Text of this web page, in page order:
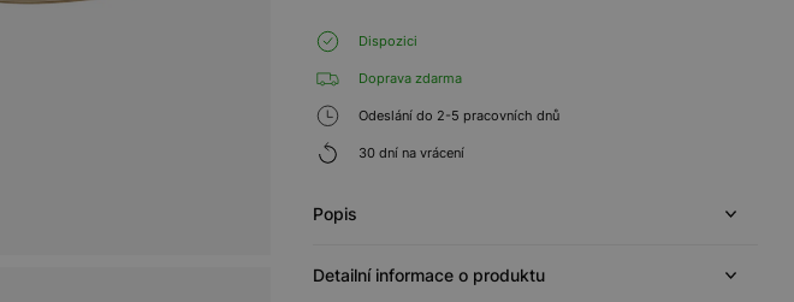
Dispozici
Doprava zdarma
Odeslání do 2-5 pracovních dnů
30 dní na vrácení
Popis
Detailní informace o produktu